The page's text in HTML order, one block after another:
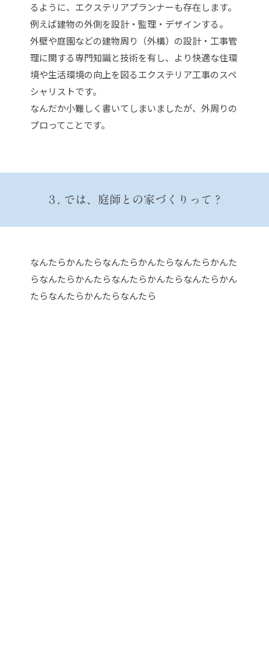
るように、エクステリアプランナーも存在します。
例えば建物の外側を設計・監理・デザインする。
外壁や庭園などの建物周り（外構）の設計・工事管
理に関する専門知識と技術を有し、より快適な住環
境や生活環境の向上を図るエクステリア工事のスペ
シャリストです。
なんだか小難しく書いてしまいましたが、外周りの
プロってことです。
３. では、庭師との家づくりって？
なんたらかんたらなんたらかんたらなんたらかんた
らなんたらかんたらなんたらかんたらなんたらかん
たらなんたらかんたらなんたら